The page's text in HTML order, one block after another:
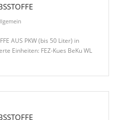
AUS PKW (bis 50 Liter) in
Einheiten: FEZ-Kues BeKu WL